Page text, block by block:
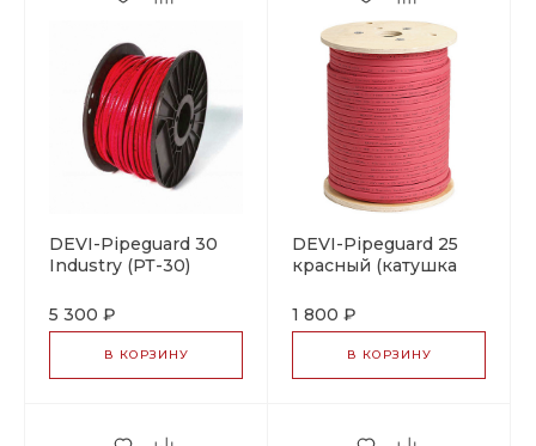
DEVI-Pipeguard 30
Industry (РТ-30)
300м, ±10%)
саморегулирующийся
греющий кабель
5 300 ₽
В КОРЗИНУ
DEVI-Pipeguard 25
красный (катушка
саморегулирующийся
греющий кабель
1 800 ₽
В КОРЗИНУ